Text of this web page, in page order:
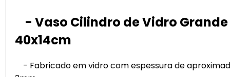
- Vaso Cilindro de Vidro Grande
40x14cm
- Fabricado em vidro com espessura de